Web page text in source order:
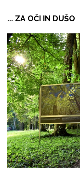
... ZA OČI IN DUŠO